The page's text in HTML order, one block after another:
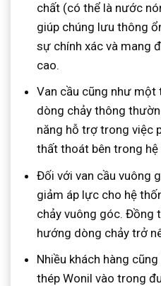
chất (có thể là nước
giúp chúng lưu thông
sự chính xác và mang
cao.
Van cầu cũng như
dòng chảy thông
năng hỗ trợ trong việc
thất thoát bên trong hệ
Đối với van cầu vuông
giảm áp lực cho hệ
chảy vuông góc. Đồng
hướng dòng chảy trở
Nhiều khách hàng
thép Wonil vào trong